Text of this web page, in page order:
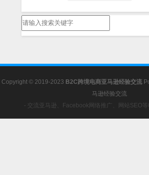
Copyright © 2019-2023 B2C跨境电商亚马逊经验交流
马逊经验交流
- 交流亚马逊、Facebook网络推广、网站SEO等